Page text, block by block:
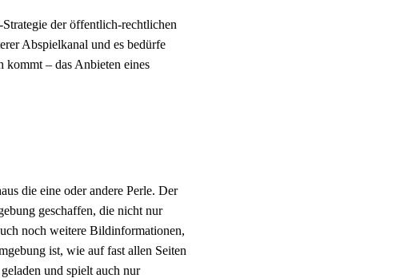
der öffentlich-rechtlichen
Abspielkanal und es bedürfe
kommt – das Anbieten eines
die eine oder andere Perle. Der
geschaffen, die nicht nur
noch weitere Bildinformationen,
ist, wie auf fast allen Seiten
und spielt auch nur